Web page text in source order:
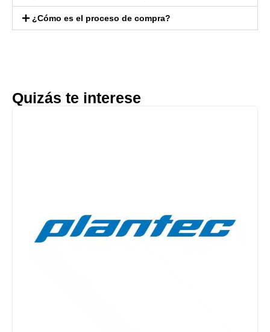
¿Cómo es el proceso de compra?
Quizás te interese